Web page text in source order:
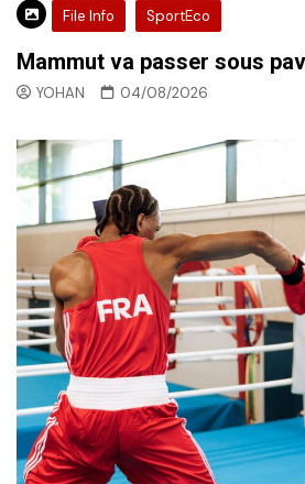
File Info SportEco
Mammut va passer sous
YOHAN 04/08/2026